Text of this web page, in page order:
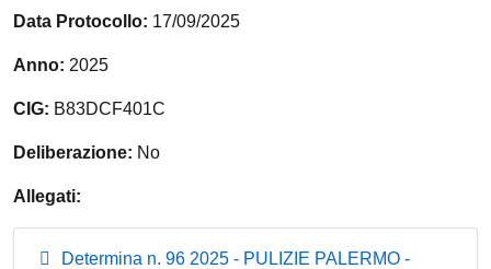
Data Protocollo: 17/09/2025
Anno: 2025
CIG: B83DCF401C
Deliberazione: No
Allegati:
Determina n. 96 2025 - PULIZIE PALERMO -